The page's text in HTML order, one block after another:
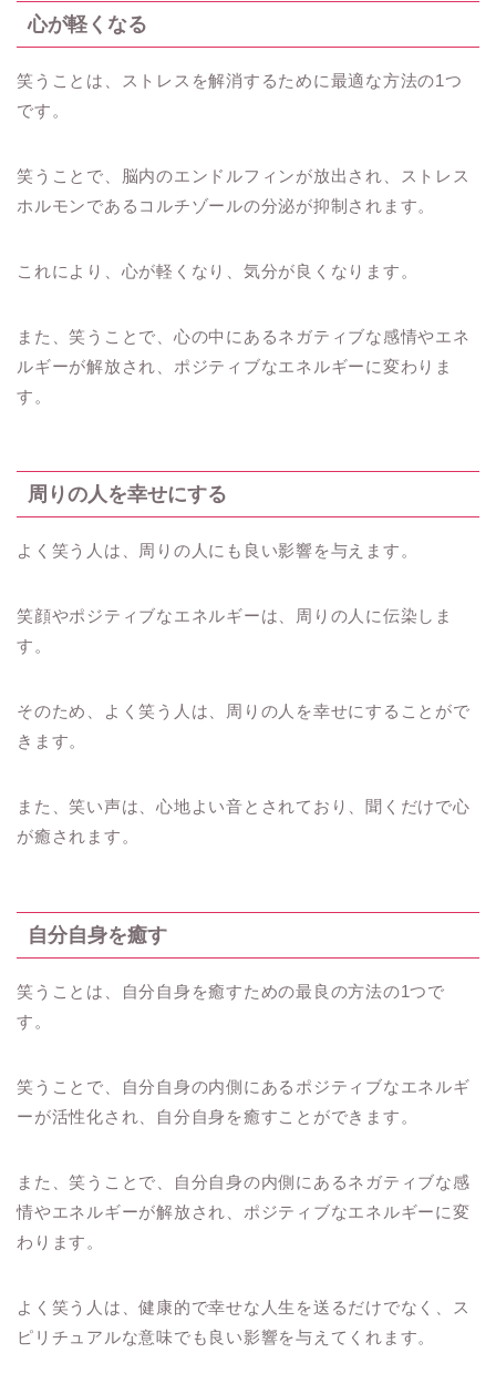
心が軽くなる
笑うことは、ストレスを解消するために最適な方法の1つ
です。
笑うことで、脳内のエンドルフィンが放出され、ストレス
ホルモンであるコルチゾールの分泌が抑制されます。
これにより、心が軽くなり、気分が良くなります。
また、笑うことで、心の中にあるネガティブな感情やエネ
ルギーが解放され、ポジティブなエネルギーに変わりま
す。
周りの人を幸せにする
よく笑う人は、周りの人にも良い影響を与えます。
笑顔やポジティブなエネルギーは、周りの人に伝染しま
す。
そのため、よく笑う人は、周りの人を幸せにすることがで
きます。
また、笑い声は、心地よい音とされており、聞くだけで心
が癒されます。
自分自身を癒す
笑うことは、自分自身を癒すための最良の方法の1つで
す。
笑うことで、自分自身の内側にあるポジティブなエネルギ
ーが活性化され、自分自身を癒すことができます。
また、笑うことで、自分自身の内側にあるネガティブな感
情やエネルギーが解放され、ポジティブなエネルギーに変
わります。
よく笑う人は、健康的で幸せな人生を送るだけでなく、ス
ピリチュアルな意味でも良い影響を与えてくれます。